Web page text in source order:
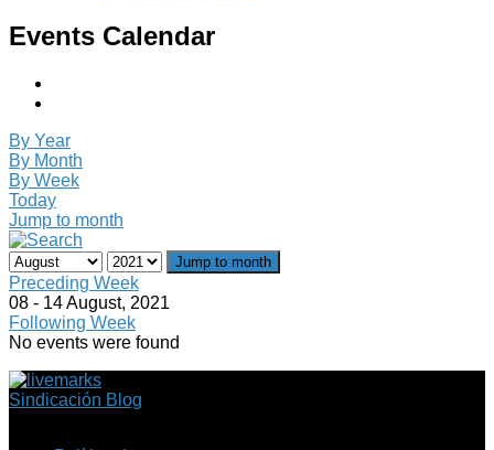
Events Calendar
By Year
By Month
By Week
Today
Jump to month
Jump to month
Preceding Week
08 - 14 August, 2021
Following Week
No events were found
Sindicación Blog